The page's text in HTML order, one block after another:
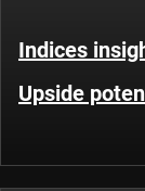
Indices
Upside